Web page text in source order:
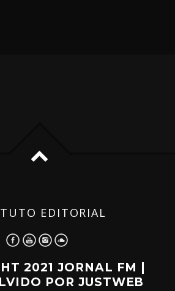
EDITORIAL
2021 JORNAL FM |
POR JUSTWEB